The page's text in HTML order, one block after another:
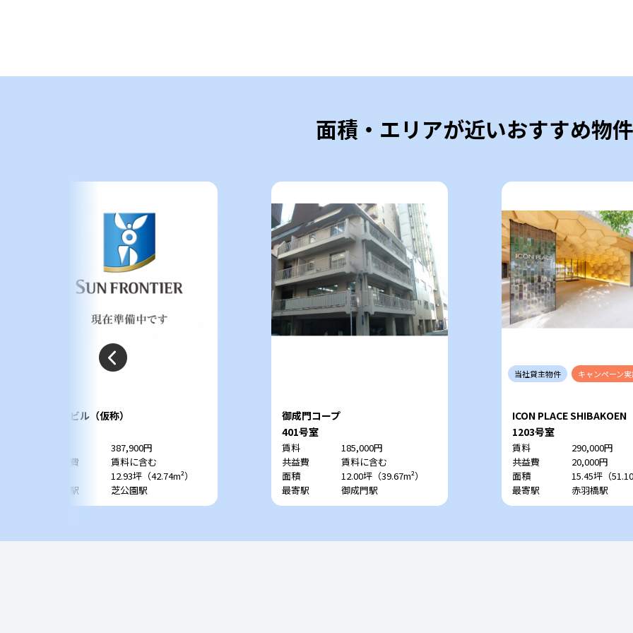
面積・エリアが近いおすすめ物件
JETビル（仮称）
387,900円
共益費
賃料に含む
12.93坪（42.74m²）
最寄駅
芝公園駅
御成門コープ
401号室
賃料
185,000円
共益費
賃料に含む
面積
12.00坪（39.67m²）
最寄駅
御成門駅
当社貸主物件 キャンペーン
ICON PLACE SHIBAKOEN
1203号室
賃料
290,000円
共益費
20,000円
面積
15.45坪（
最寄駅
赤羽橋駅